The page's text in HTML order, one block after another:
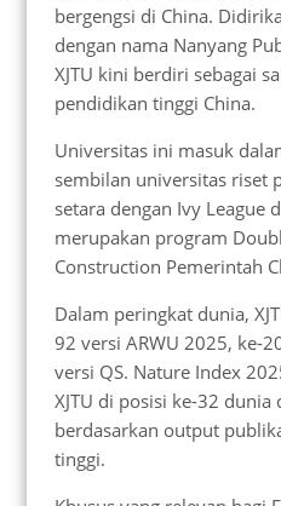
bergengsi di China.
dengan nama Nanyang
XJTU kini berdiri sebagai
pendidikan tinggi China.
Universitas ini masuk
sembilan universitas riset
setara dengan Ivy League
merupakan program
Construction Pemerintah
Dalam peringkat dunia,
92 versi ARWU 2025, ke-
versi QS. Nature Index
XJTU di posisi ke-32
berdasarkan output
tinggi.